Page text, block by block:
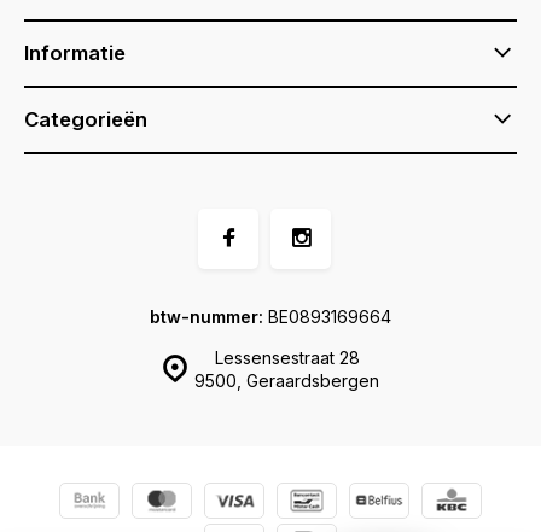
Informatie
Categorieën
Lessensestraat 28
9500, Geraardsbergen
btw-nummer: BE0893169664